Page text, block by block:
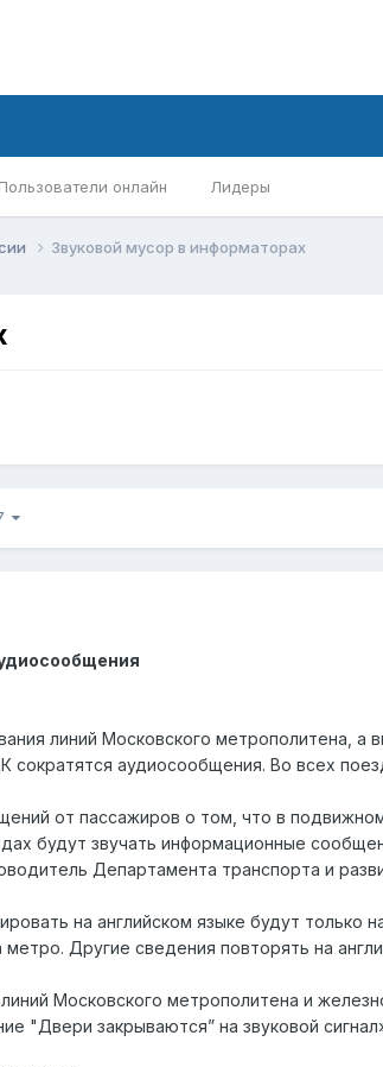
Пользователи онлайн Лидеры
Звуковой мусор в информаторах
линий Московского метрополитена,
сократятся аудиосообщения. Во всех
от пассажиров о том, что в
будут звучать информационные
Департамента транспорта и
на английском языке будут
Другие сведения повторять на
Московского метрополитена и
"Двери закрываются” на звуковой